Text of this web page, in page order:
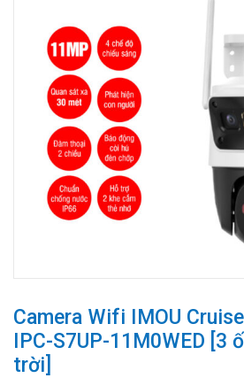
Camera Wifi IMOU
IPC-S7UP-11M0WED [3
trời]